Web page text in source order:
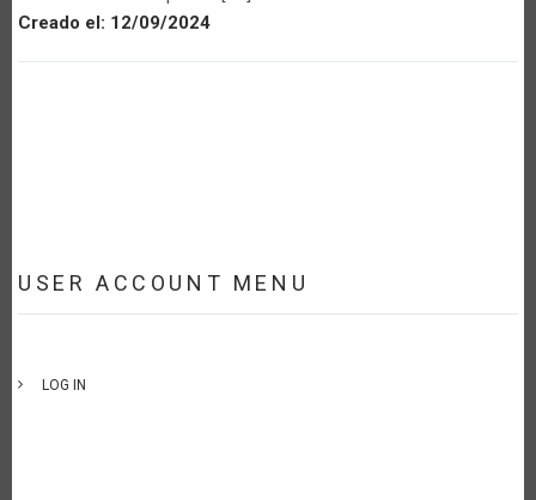
Creado el: 12/09/2024
USER ACCOUNT MENU
LOG IN